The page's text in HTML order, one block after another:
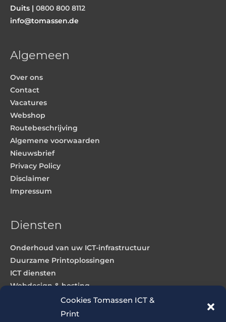
Cookies Tomassen ICT &
Print
Duits | 0800 800 8112
info@tomassen.de
Algemeen
Over ons
Contact
Vacatures
Webshop
Routebeschrijving
Algemene voorwaarden
Nieuwsbrief
Privacy Policy
Disclaimer
Impressum
Diensten
Onderhoud van uw ICT-infrastructuur
Duurzame Printoplossingen
ICT diensten
Webdesign & hosting